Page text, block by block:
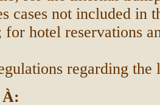
cases not included in
for hotel reservations
regarding the